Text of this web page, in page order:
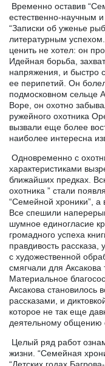
Временно оставив
естественно-научным
“Записки об уженье
литературным
ценить не хотел: он
Идейная борьба,
напряжения, и быстро
ее перипетий. Он
подмосковном сельце
Воре, он охотно
ружейного охотника
вызвали еще более
наиболее интересна
Одновременно с
характеристиками
ближайших предках.
охотника ” стали
“Семейной хроники”, а
Все спешили
шумное единогласие
громадного успеха
правдивость рассказа,
с художественной
смягчали для Аксакова
Материальное
Аксакова становилось
рассказами, и
которое не так еще
деятельному общению
Целый ряд работ
жизни. “Семейная
“Детских годах